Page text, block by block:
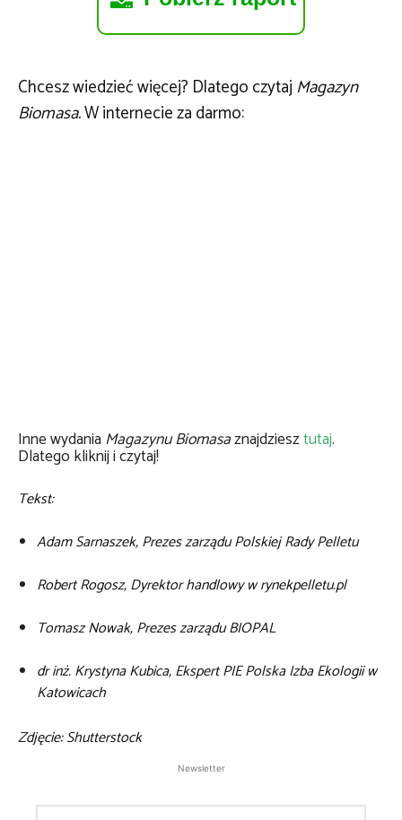
Chcesz wiedzieć więcej? Dlatego czytajMagazyn
Biomasa.W internecie za darmo:
Inne wydaniaMagazynu Biomasaznajdziesztutaj.
Dlatego kliknij i czytaj!
Tekst:
Adam Sarnaszek, Prezes zarządu Polskiej Rady Pelletu
Robert Rogosz, Dyrektor handlowy w rynekpelletu.pl
Tomasz Nowak, Prezes zarządu BIOPAL
dr inż. Krystyna Kubica, Ekspert PIE Polska Izba Ekologii w
Katowicach
Zdjęcie: Shutterstock
Newsletter